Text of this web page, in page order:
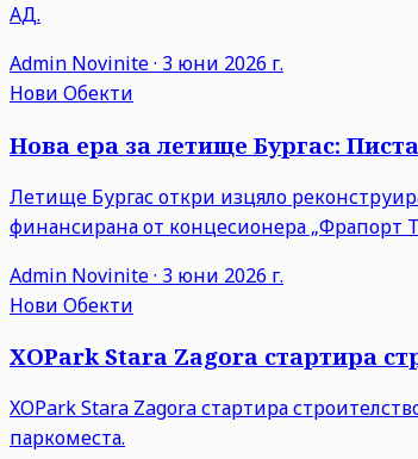
АД.
Admin Novinite· 3 юни 2026 г.
Нови Обекти
Нова ера за летище Бургас:
Летище Бургас откри изцяло
финансирана от концесионера „Фрапорт
Admin Novinite· 3 юни 2026 г.
Нови Обекти
XOPark Stara Zagora стартира
XOPark Stara Zagora стартира
паркоместа.